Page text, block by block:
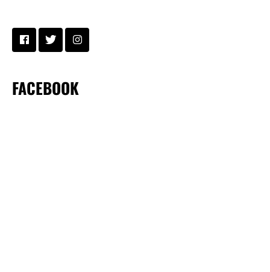
FACEBOOK